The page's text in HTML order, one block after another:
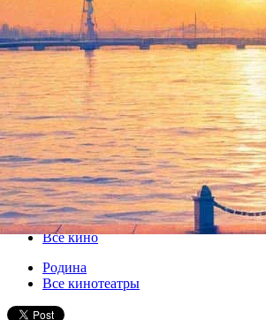
В «Родине» покажут
«Июльский дождь»
13 июля 2016, среда,19.00
Версия для печати
Все кино
Родина
Все кинотеатры